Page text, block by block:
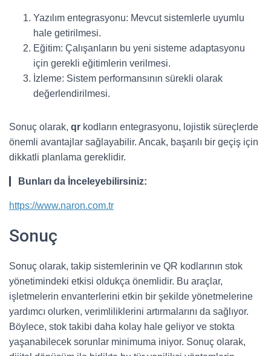
Yazılım entegrasyonu: Mevcut sistemlerle uyumlu
hale getirilmesi.
Eğitim: Çalışanların bu yeni sisteme adaptasyonu
için gerekli eğitimlerin verilmesi.
İzleme: Sistem performansının sürekli olarak
değerlendirilmesi.
Sonuç olarak, qr kodların entegrasyonu, lojistik süreçlerde
önemli avantajlar sağlayabilir. Ancak, başarılı bir geçiş için
dikkatli planlama gereklidir.
Bunları da İnceleyebilirsiniz:
https://www.naron.com.tr
Sonuç
Sonuç olarak, takip sistemlerinin ve QR kodlarının stok
yönetimindeki etkisi oldukça önemlidir. Bu araçlar,
işletmelerin envanterlerini etkin bir şekilde yönetmelerine
yardımcı olurken, verimliliklerini artırmalarını da sağlıyor.
Böylece, stok takibi daha kolay hale geliyor ve stokta
yaşanabilecek sorunlar minimuma iniyor. Sonuç olarak,